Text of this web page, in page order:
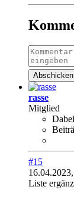
Abschicken
rasse
Mitglied
#15
Liste